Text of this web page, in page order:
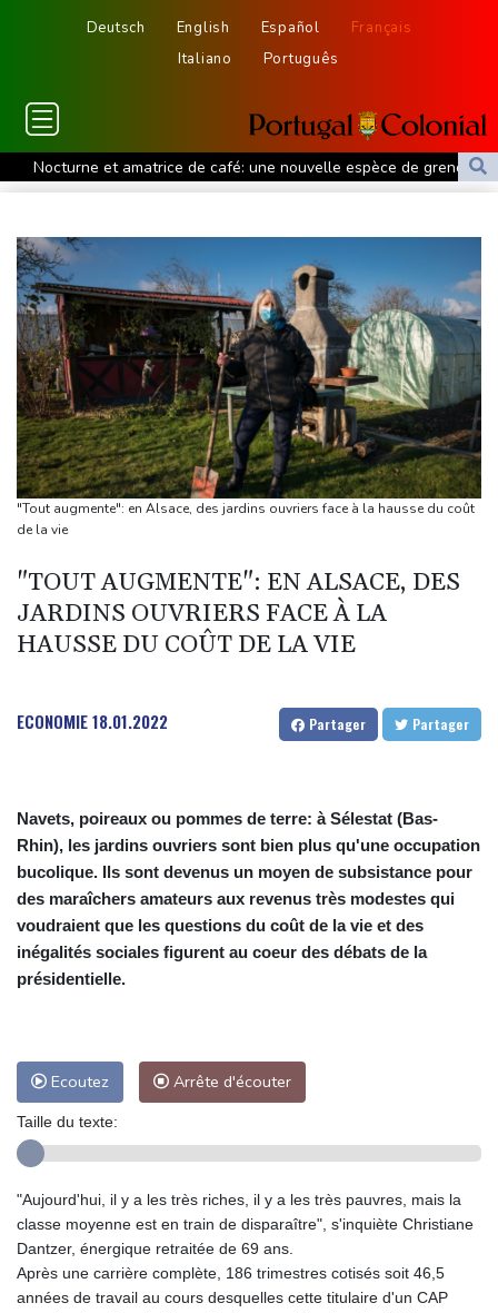
Deutsch English Español
Français
Italiano
Português
Nocturne et amatrice de café: une nouvelle espèce de grenouille
découverte au Costa Rica
répit" le narcotrafic
Le rappeur Moha La Squale condamné à deux ans pour des
violences sur deux femmes
Colombie: le président de la Espriella promet de combattre "sans
répit le narcoterrorisme"
La justice bloque à nouveau la salle de bal de Trump, qui va
saisir la Cour suprême
De la Espriella, un millionnaire pro-Trump à la présidence de la
Colombie
Trump, entre en fonctions
Au Porge, sinistré par le mégafeu, une soirée de solidarité avec
les commerçants
Yémen: nouvelles attaques meurtrières des rebelles houthis
"Tout augmente": en Alsace, des jardins ouvriers face à la hausse du coût
de la vie
"TOUT AUGMENTE": EN ALSACE, DES
JARDINS OUVRIERS FACE À LA
HAUSSE DU COÛT DE LA VIE
ECONOMIE18.01.2022 Partager Partager
Navets, poireaux ou pommes de terre: à Sélestat (Bas-
Rhin), les jardins ouvriers sont bien plus qu'une occupation
bucolique. Ils sont devenus un moyen de subsistance pour
des maraîchers amateurs aux revenus très modestes qui
voudraient que les questions du coût de la vie et des
inégalités sociales figurent au coeur des débats de la
présidentielle.
Ecoutez Arrête d'écouter
Taille du texte:
"Aujourd'hui, il y a les très riches, il y a les très pauvres, mais la
classe moyenne est en train de disparaître", s'inquiète Christiane
Dantzer, énergique retraitée de 69 ans.
Après une carrière complète, 186 trimestres cotisés soit 46,5
années de travail au cours desquelles cette titulaire d'un CAP